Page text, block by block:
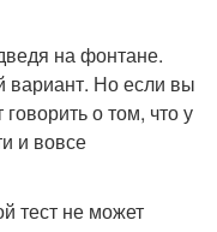
на фонтане.
вариант. Но если вы
о том, что у
и вовсе
тест не может